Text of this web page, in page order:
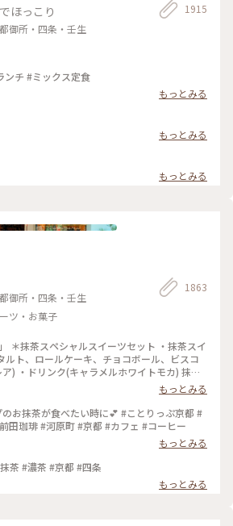
ほっこり
御所・四条・壬生
1915
ンチ #ミックス定食
もっとみる
もっとみる
もっとみる
御所・四条・壬生
ツ・お菓子
1863
」 ＊抹茶スペシャルスイーツセット ・抹茶スイ
ルト、ロールケーキ、チョコボール、ビスコ
) ・ドリンク(キャラメルホワイトモカ) 抹茶
したそうです。 フォークを2本用意して頂い
人で完食でした。 #TEO KAFON#抹茶三昧#
都#冬のおでかけ
もっとみる
のお抹茶が食べたい時に💕 #ことりっぷ京都 #
田珈琲 #河原町 #京都 #カフェ #コーヒー
もっとみる
茶 #濃茶 #京都 #四条
もっとみる